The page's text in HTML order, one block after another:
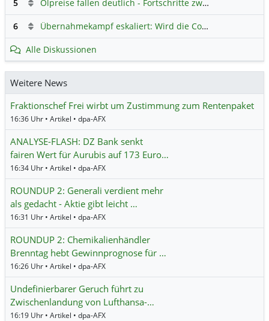
5 Ölpreise fallen deutlich - Fortschritte zwischen USA und Iran belasten
6 Übernahmekampf eskaliert: Wird die Commerzbank italienisch?
Alle Diskussionen
Weitere News
Fraktionschef Frei wirbt um Zustimmung zum Rentenpaket
16:36 Uhr • Artikel • dpa-AFX
ANALYSE-FLASH: DZ Bank senkt
fairen Wert für Aurubis auf 173 Euro…
16:34 Uhr • Artikel • dpa-AFX
ROUNDUP 2: Generali verdient mehr
als gedacht - Aktie gibt leicht …
16:31 Uhr • Artikel • dpa-AFX
ROUNDUP 2: Chemikalienhändler
Brenntag hebt Gewinnprognose für …
16:26 Uhr • Artikel • dpa-AFX
Undefinierbarer Geruch führt zu
Zwischenlandung von Lufthansa-…
16:19 Uhr • Artikel • dpa-AFX